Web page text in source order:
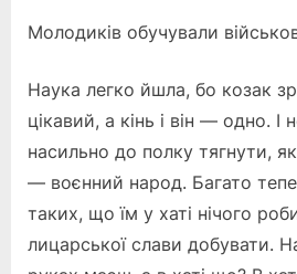
Молодиків обучували
Наука легко йшла, бо козак
цікавий, а кінь і він — одно. І
насильно до полку тягнути, як
— воєнний народ. Багато
таких, що їм у хаті нічого
лицарської слави добувати.